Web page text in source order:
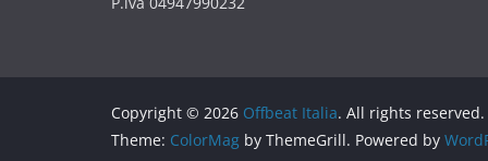
Copyright © 2026 Offbeat Italia. All rights reserved.
Theme: ColorMag by ThemeGrill. Powered by